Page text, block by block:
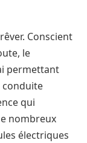
Conscient
le
permettant
conduite
qui
nombreux
électriques